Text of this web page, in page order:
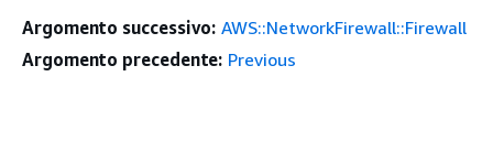
Argomento successivo: AWS::NetworkFirewall::Firewall
Argomento precedente: Previous